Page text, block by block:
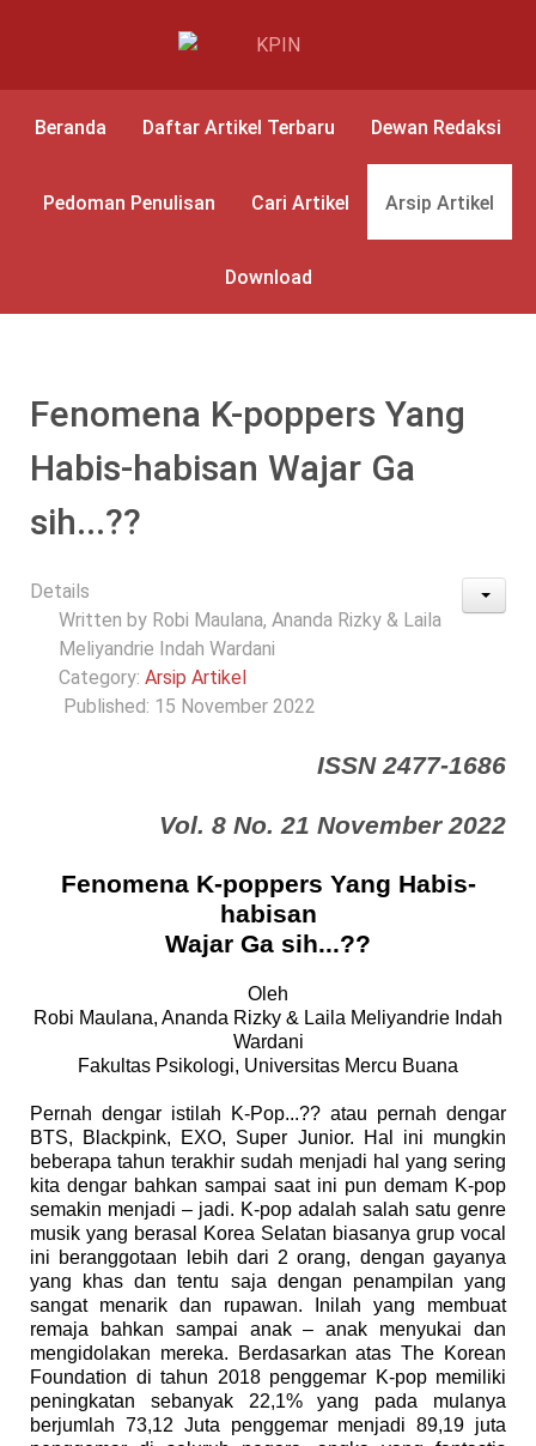
Beranda Daftar Artikel Terbaru Dewan Redaksi
Pedoman Penulisan Cari Artikel Arsip Artikel
Download
Fenomena K-poppers Yang
Habis-habisan Wajar Ga
sih...??
Details
Written by Robi Maulana, Ananda Rizky & Laila
Meliyandrie Indah Wardani
Category: Arsip Artikel
Published: 15 November 2022
ISSN 2477-1686
Vol. 8 No. 21 November 2022
Fenomena K-poppers Yang Habis-
habisan
Wajar Ga sih...??
Oleh
Robi Maulana, Ananda Rizky & Laila Meliyandrie Indah
Wardani
Fakultas Psikologi, Universitas Mercu Buana
Pernah dengar istilah K-Pop...?? atau pernah dengar
BTS, Blackpink, EXO, Super Junior. Hal ini mungkin
beberapa tahun terakhir sudah menjadi hal yang sering
kita dengar bahkan sampai saat ini pun demam K-pop
semakin menjadi – jadi. K-pop adalah salah satu genre
musik yang berasal Korea Selatan biasanya grup vocal
ini beranggotaan lebih dari 2 orang, dengan gayanya
yang khas dan tentu saja dengan penampilan yang
sangat menarik dan rupawan. Inilah yang membuat
remaja bahkan sampai anak – anak menyukai dan
mengidolakan mereka. Berdasarkan atas The Korean
Foundation di tahun 2018 penggemar K-pop memiliki
peningkatan sebanyak 22,1% yang pada mulanya
berjumlah 73,12 Juta penggemar menjadi 89,19 juta